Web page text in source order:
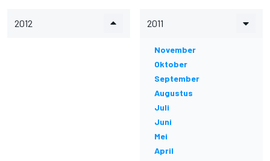
2012 2011
November
Oktober
September
Augustus
Juli
Juni
Mei
April